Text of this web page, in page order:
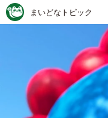
まいどなトピック